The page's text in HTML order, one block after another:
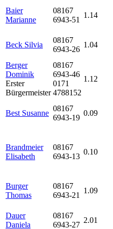
Baier
Marianne
08167
6943-51
1.14
Beck Silvia
08167
6943-26
1.04
Berger
Dominik
Erster
Bürgermeister
08167
6943-46
0171
4788152
1.12
Best Susanne
08167
6943-19
0.09
Brandmeier
Elisabeth
08167
6943-13
0.10
Burger
Thomas
08167
6943-21
1.09
Dauer
Daniela
08167
6943-27
2.01